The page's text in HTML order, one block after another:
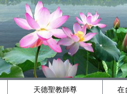
天德聖教師尊
在